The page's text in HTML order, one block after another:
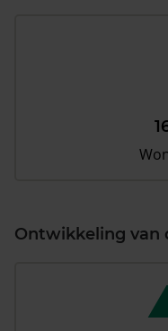
Ontwikkeling van